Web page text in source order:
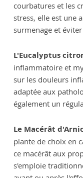
courbatures et les
stress, elle est une
surmenage et
L'Eucalyptus
inflammatoire et
sur les douleurs
adaptée aux
également un
Le Macérât
plante de choix en
ce macérât aux
s'emploie